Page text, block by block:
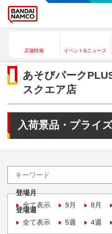
店舗情報 イベント&ニュース
あそびパーク
スクエア店
入荷景品・プライ
登場月
全て表示
9月 8月
登場週
全て表示
5週 4週